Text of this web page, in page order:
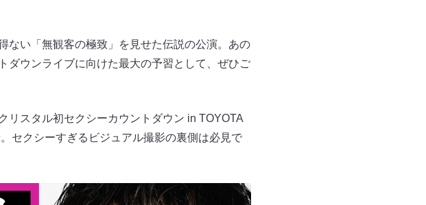
ない「無観客の極致」を見せた伝説の公演。あの
ダウンライブに向けた最大の予習として、ぜひご
リスタル初セクシーカウントダウン in TOYOTA
セクシーすぎるビジュアル撮影の裏側は必見で